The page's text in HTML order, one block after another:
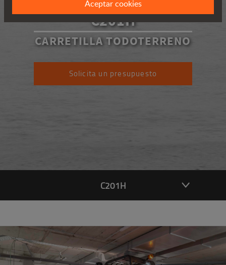
C201H
CARRETILLA TODOTERRENO
Solicita un presupuesto
C201H
Aceptar cookies